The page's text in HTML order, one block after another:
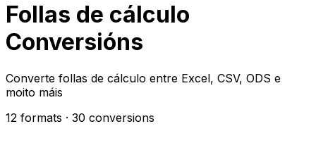
Follas de cálculo
Conversións
Converte follas de cálculo entre Excel, CSV, ODS e
moito máis
12 formats · 30 conversions